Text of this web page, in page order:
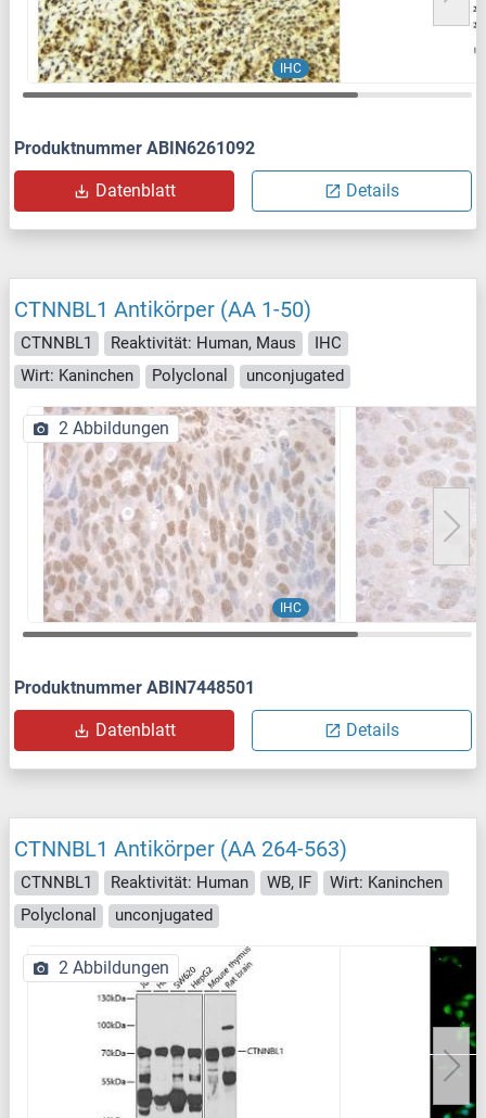
IHC
Produktnummer ABIN6261092
Datenblatt Details
CTNNBL1 Antikörper (AA 1-50)
CTNNBL1 Reaktivität: Human, Maus
IHC
Wirt: Kaninchen
Polyclonal unconjugated
IHC
2 Abbildungen
Produktnummer ABIN7448501
Datenblatt Details
CTNNBL1 Antikörper (AA 264-563)
CTNNBL1 Reaktivität: Human WB, IF
Wirt: Kaninchen
Polyclonal
unconjugated
2 Abbildungen